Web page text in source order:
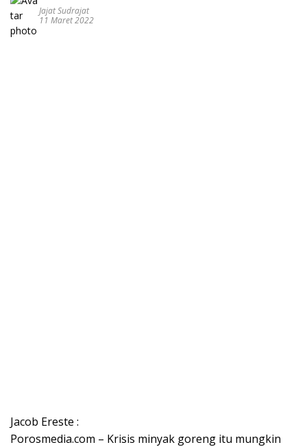
Jajat Sudrajat
11 Maret 2022
Jacob Ereste :
Porosmedia.com – Krisis minyak goreng itu mungkin